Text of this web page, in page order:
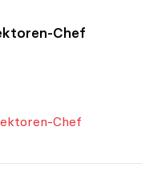
Chef
Chef